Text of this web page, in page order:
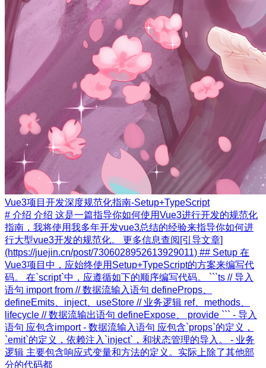
Vue3项目开发深度规范化指南-Setup+TypeScript
# 介绍 介绍 这是一篇指导你如何使用Vue3进行开发的规范化
指南，我将使用我多年开发vue3总结的经验来指导你如何进
行大型vue3开发的规范化。 更多信息查阅[引导文章]
(https://juejin.cn/post/7306028952613929011) ## Setup 在
Vue3项目中，应始终使用Setup+TypeScript的方案来编写代
码。 在`script`中，应遵循如下的顺序编写代码。 ```ts // 导入
语句 import from // 数据流输入语句 defineProps、
defineEmits、inject、useStore // 业务逻辑 ref、methods、
lifecycle // 数据流输出语句 defineExpose、 provide ``` - 导入
语句 应包含import - 数据流输入语句 应包含`props`的定义，
`emit`的定义，依赖注入`inject`，和状态管理的导入。 - 业务
逻辑 主要包含响应式变量和方法的定义。实际上除了其他部
分的代码都